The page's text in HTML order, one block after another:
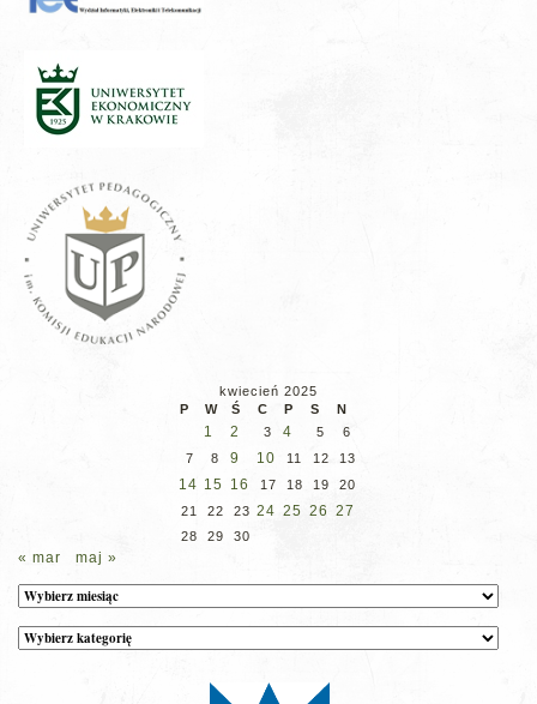
kwiecień 2025
P
W Ś C P S N
1 2 3 4 5
6
7
8 9 10 11 12 13
14 15 16 17 18 19
20
21
22 23 24 25 26 27
28 29 30
« mar maj »
Archiwum
Kategorie
wpisów